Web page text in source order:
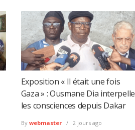
Exposition « Il était une fois
Gaza » : Ousmane Dia interpelle
les consciences depuis Dakar
By webmaster 2 jours ago